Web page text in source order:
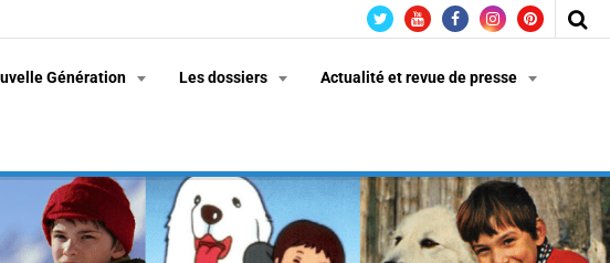
Génération Les dossiers Actualité et revue de presse